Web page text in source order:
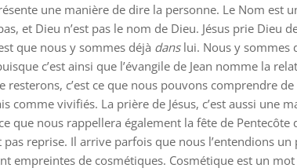
une manière de dire la personne. Le Nom
et Dieu n’est pas le nom de Dieu. Jésus prie Dieu
que nous y sommes déjà danslui. Nous y sommes
c’est ainsi que l’évangile de Jean nomme la
resterons, c’est ce que nous pouvons comprendre
comme vivifiés. La prière de Jésus, c’est aussi une
que nous rappellera également la fête de Pentecôte
pas reprise. Il arrive parfois que nous l’entendions
empreintes de cosmétiques. Cosmétique est un